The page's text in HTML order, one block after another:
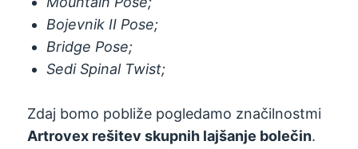
Bojevnik II Pose;
Bridge Pose;
Sedi Spinal Twist;
Zdaj bomo pobliže pogledamo značilnostmi
Artrovex rešitev skupnih lajšanje bolečin.